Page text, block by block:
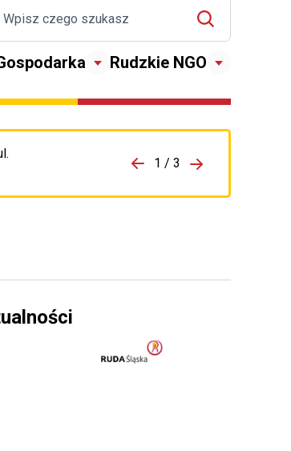
Rudzkie NGO
komunikatu 1 / 3
Przejdź do